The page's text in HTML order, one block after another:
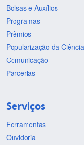
Bolsas e Auxílios
Programas
Prêmios
Popularização da Ciência
Comunicação
Parcerias
Serviços
Ferramentas
Ouvidoria